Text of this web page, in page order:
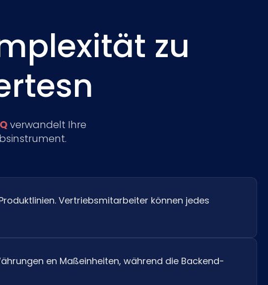
zu
verwandelt Ihre
Vertriebsmitarbeiter können jedes
en Maßeinheiten, während die Backend-